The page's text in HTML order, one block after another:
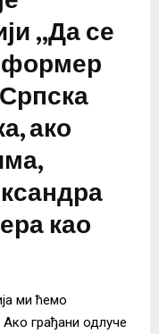
„Да се
ако
као
ми ћемо
грађани одлуче